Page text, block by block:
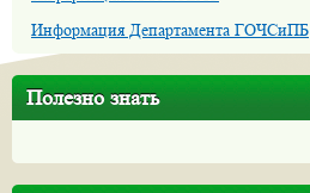
Информация Департамента ГОЧСиПБ
Полезно знать